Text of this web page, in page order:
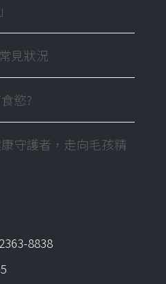
見狀況
慾?
守護者，走向毛孩精
8838